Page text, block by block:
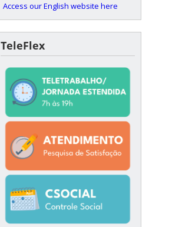
Access our English website here
TeleFlex